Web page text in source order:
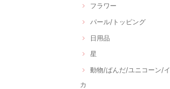
フラワー
パール/トッピング
日用品
星
動物/ぱんだ/ユニコーン/
カ